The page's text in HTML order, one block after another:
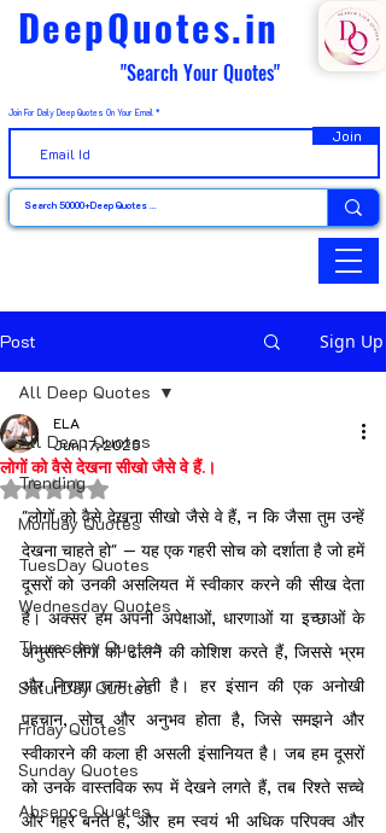
DeepQuotes.in
"Search Your Quotes"
Join For Daily Deep Quotes On Your Email
Join
Post Sign Up
All Deep Quotes
Trending
Monday Quotes
TuesDay Quotes
Wednesday Quotes
Thuresday Quotes
SaturDay Quotes
Friday Quotes
Sunday Quotes
Absence Quotes
All Deep Quotes
लोगों को वैसे देखना सीखो जैसे वे हैं.।
ELA
Jun 17, 2025
Rated NaN out of 5 stars.
"लोगों को वैसे देखना सीखो जैसे वे हैं, न कि जैसा तुम उन्हें
देखना चाहते हो" — यह एक गहरी सोच को दर्शाता है जो हमें
दूसरों को उनकी असलियत में स्वीकार करने की सीख देता
है। अक्सर हम अपनी अपेक्षाओं, धारणाओं या इच्छाओं के
अनुसार लोगों को ढालने की कोशिश करते हैं, जिससे भ्रम
और निराशा जन्म लेती है। हर इंसान की एक अनोखी
पहचान, सोच और अनुभव होता है, जिसे समझने और
स्वीकारने की कला ही असली इंसानियत है। जब हम दूसरों
को उनके वास्तविक रूप में देखने लगते हैं, तब रिश्ते सच्चे
और गहरे बनते हैं, और हम स्वयं भी अधिक परिपक्व और